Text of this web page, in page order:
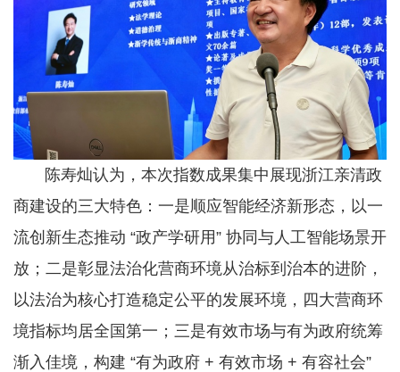
陈寿灿认为，本次指数成果集中展现浙江亲清政
商建设的三大特色：一是顺应智能经济新形态，以一
流创新生态推动 “政产学研用” 协同与人工智能场景开
放；二是彰显法治化营商环境从治标到治本的进阶，
以法治为核心打造稳定公平的发展环境，四大营商环
境指标均居全国第一；三是有效市场与有为政府统筹
渐入佳境，构建 “有为政府 + 有效市场 + 有容社会”